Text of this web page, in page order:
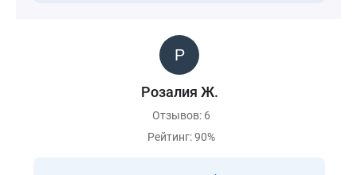
Розалия Ж.
Отзывов: 6
Рейтинг: 90%